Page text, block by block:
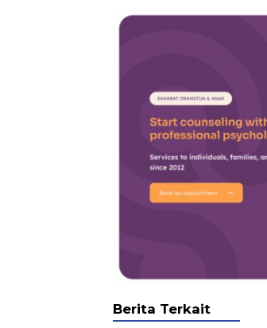
Berita Terkait